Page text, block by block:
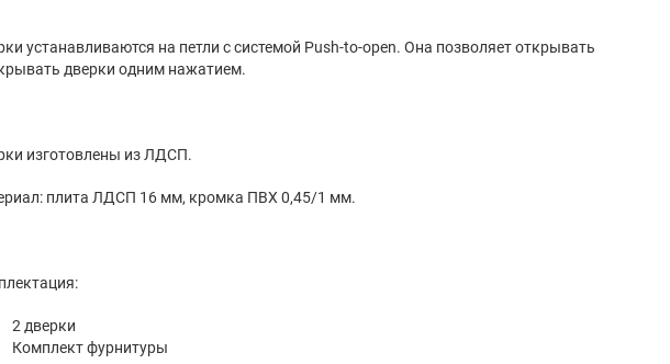
на петли с системой Push-to-open. Она позволяет открывать
и закрывать дверки одним нажатием.
Дверки изготовлены из ЛДСП.
Материал: плита ЛДСП 16 мм, кромка ПВХ 0,45/1 мм.
2 дверки
Комплект фурнитуры